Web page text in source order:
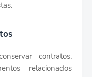
contratos,
relacionados